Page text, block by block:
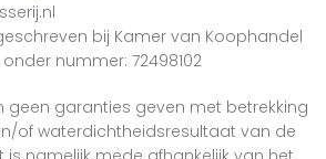
bij Kamer van Koophandel
nummer: 72498102
geen garanties geven met betrekking
of waterdichtheidsresultaat van de